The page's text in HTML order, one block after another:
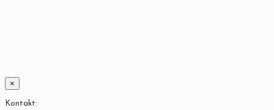
×
Kontakt: